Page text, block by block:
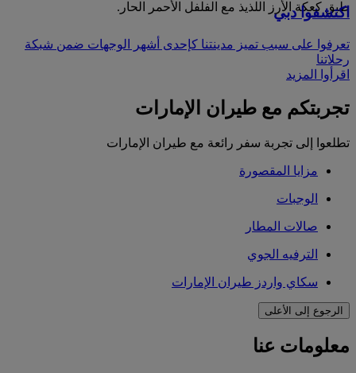
طبق كعكة الأرز اللذيذ مع الفلفل الأحمر الحار.
اكتشفوا دبي
تعرفوا على سبب تميز مدينتنا كإحدى أشهر الوجهات ضمن شبكة
رحلاتنا
اقرأوا المزيد
تجربتكم مع طيران الإمارات
تطلعوا إلى تجربة سفر رائعة مع طيران الإمارات
مزايا المقصورة
الوجبات
صالات المطار
الترفيه الجوي
سكاي واردز طيران الإمارات
الرجوع إلى الأعلى
معلومات عنا